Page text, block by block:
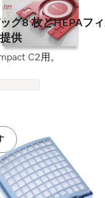
グ8 枚とHEPAフ
供
C2用。